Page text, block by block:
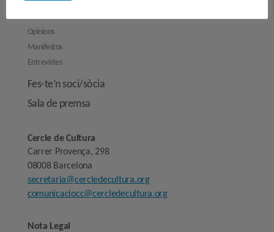
Opinions
Manifestos
Entrevistes
Fes-te’n soci/sòcia
Sala de premsa
Cercle de Cultura
Carrer Provença, 298
08008 Barcelona
secretaria@cercledecultura.org
comunicaciocc@cercledecultura.org
Nota Legal